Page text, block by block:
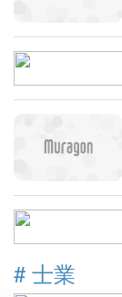
# 士業